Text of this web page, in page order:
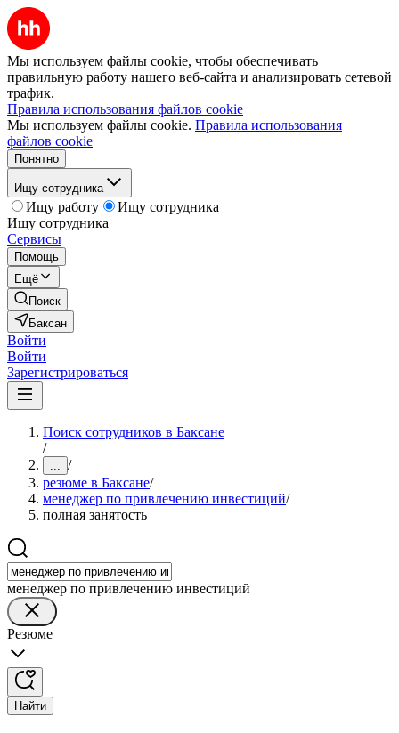
Мы используем файлы cookie, чтобы обеспечивать
правильную работу нашего веб-сайта и анализировать сетевой
трафик.
Правила использования файлов cookie
Мы используем файлы cookie. Правила использования
файлов cookie
Понятно
Ищу сотрудника
Ищу работу
Ищу сотрудника
Ищу сотрудника
Сервисы
Помощь
Ещё
Поиск
Баксан
Войти
Войти
Зарегистрироваться
Поиск сотрудников в Баксане
/
... /
резюме в Баксане/
менеджер по привлечению инвестиций/
полная занятость
менеджер по привлечению инвестиций
Резюме
Найти